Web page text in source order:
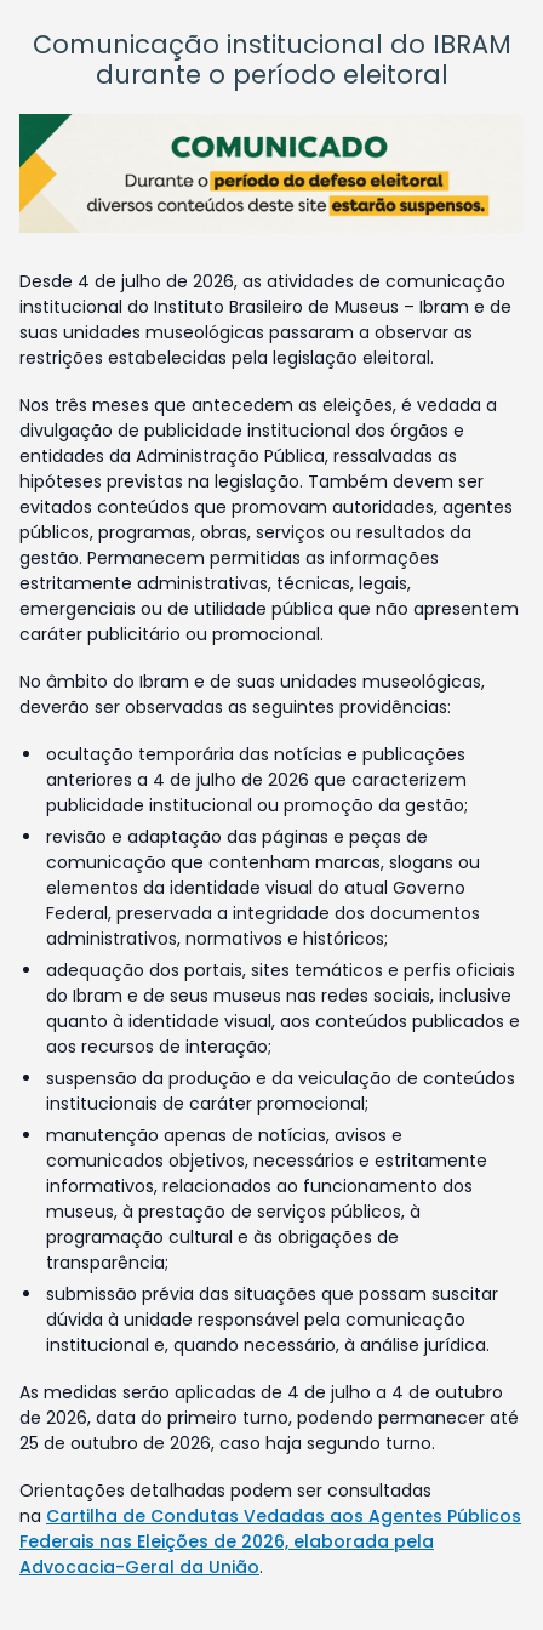
Comunicação institucional do IBRAM
durante o período eleitoral
Desde 4 de julho de 2026, as atividades de comunicação
institucional do Instituto Brasileiro de Museus – Ibram e de
suas unidades museológicas passaram a observar as
restrições estabelecidas pela legislação eleitoral.
Nos três meses que antecedem as eleições, é vedada a
divulgação de publicidade institucional dos órgãos e
entidades da Administração Pública, ressalvadas as
hipóteses previstas na legislação. Também devem ser
evitados conteúdos que promovam autoridades, agentes
públicos, programas, obras, serviços ou resultados da
gestão. Permanecem permitidas as informações
estritamente administrativas, técnicas, legais,
emergenciais ou de utilidade pública que não apresentem
caráter publicitário ou promocional.
No âmbito do Ibram e de suas unidades museológicas,
deverão ser observadas as seguintes providências:
ocultação temporária das notícias e publicações
anteriores a 4 de julho de 2026 que caracterizem
publicidade institucional ou promoção da gestão;
revisão e adaptação das páginas e peças de
comunicação que contenham marcas, slogans ou
elementos da identidade visual do atual Governo
Federal, preservada a integridade dos documentos
administrativos, normativos e históricos;
adequação dos portais, sites temáticos e perfis oficiais
do Ibram e de seus museus nas redes sociais, inclusive
quanto à identidade visual, aos conteúdos publicados e
aos recursos de interação;
suspensão da produção e da veiculação de conteúdos
institucionais de caráter promocional;
manutenção apenas de notícias, avisos e
comunicados objetivos, necessários e estritamente
informativos, relacionados ao funcionamento dos
museus, à prestação de serviços públicos, à
programação cultural e às obrigações de
transparência;
submissão prévia das situações que possam suscitar
dúvida à unidade responsável pela comunicação
institucional e, quando necessário, à análise jurídica.
As medidas serão aplicadas de 4 de julho a 4 de outubro
de 2026, data do primeiro turno, podendo permanecer até
25 de outubro de 2026, caso haja segundo turno.
Orientações detalhadas podem ser consultadas
na Cartilha de Condutas Vedadas aos Agentes Públicos
Federais nas Eleições de 2026, elaborada pela
Advocacia-Geral da União.